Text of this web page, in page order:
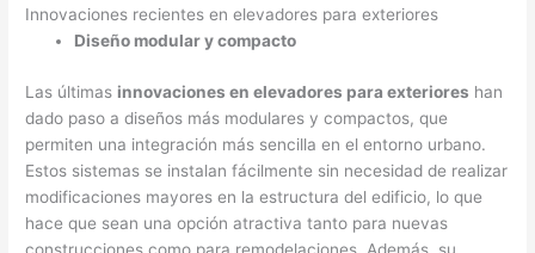
Innovaciones recientes en elevadores para exteriores
Diseño modular y compacto
Las últimas innovaciones en elevadores para exteriores han
dado paso a diseños más modulares y compactos, que
permiten una integración más sencilla en el entorno urbano.
Estos sistemas se instalan fácilmente sin necesidad de realizar
modificaciones mayores en la estructura del edificio, lo que
hace que sean una opción atractiva tanto para nuevas
construcciones como para remodelaciones. Además, su